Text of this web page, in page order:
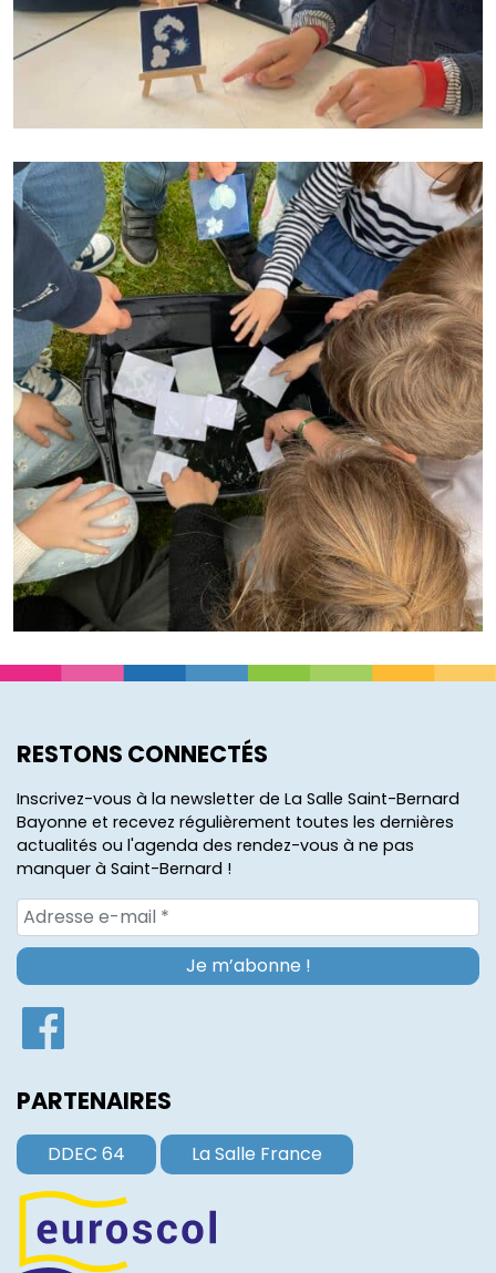
RESTONS CONNECTÉS
Inscrivez-vous à la newsletter de La Salle Saint-Bernard
Bayonne et recevez régulièrement toutes les dernières
actualités ou l'agenda des rendez-vous à ne pas
manquer à Saint-Bernard !
PARTENAIRES
DDEC 64 La Salle France